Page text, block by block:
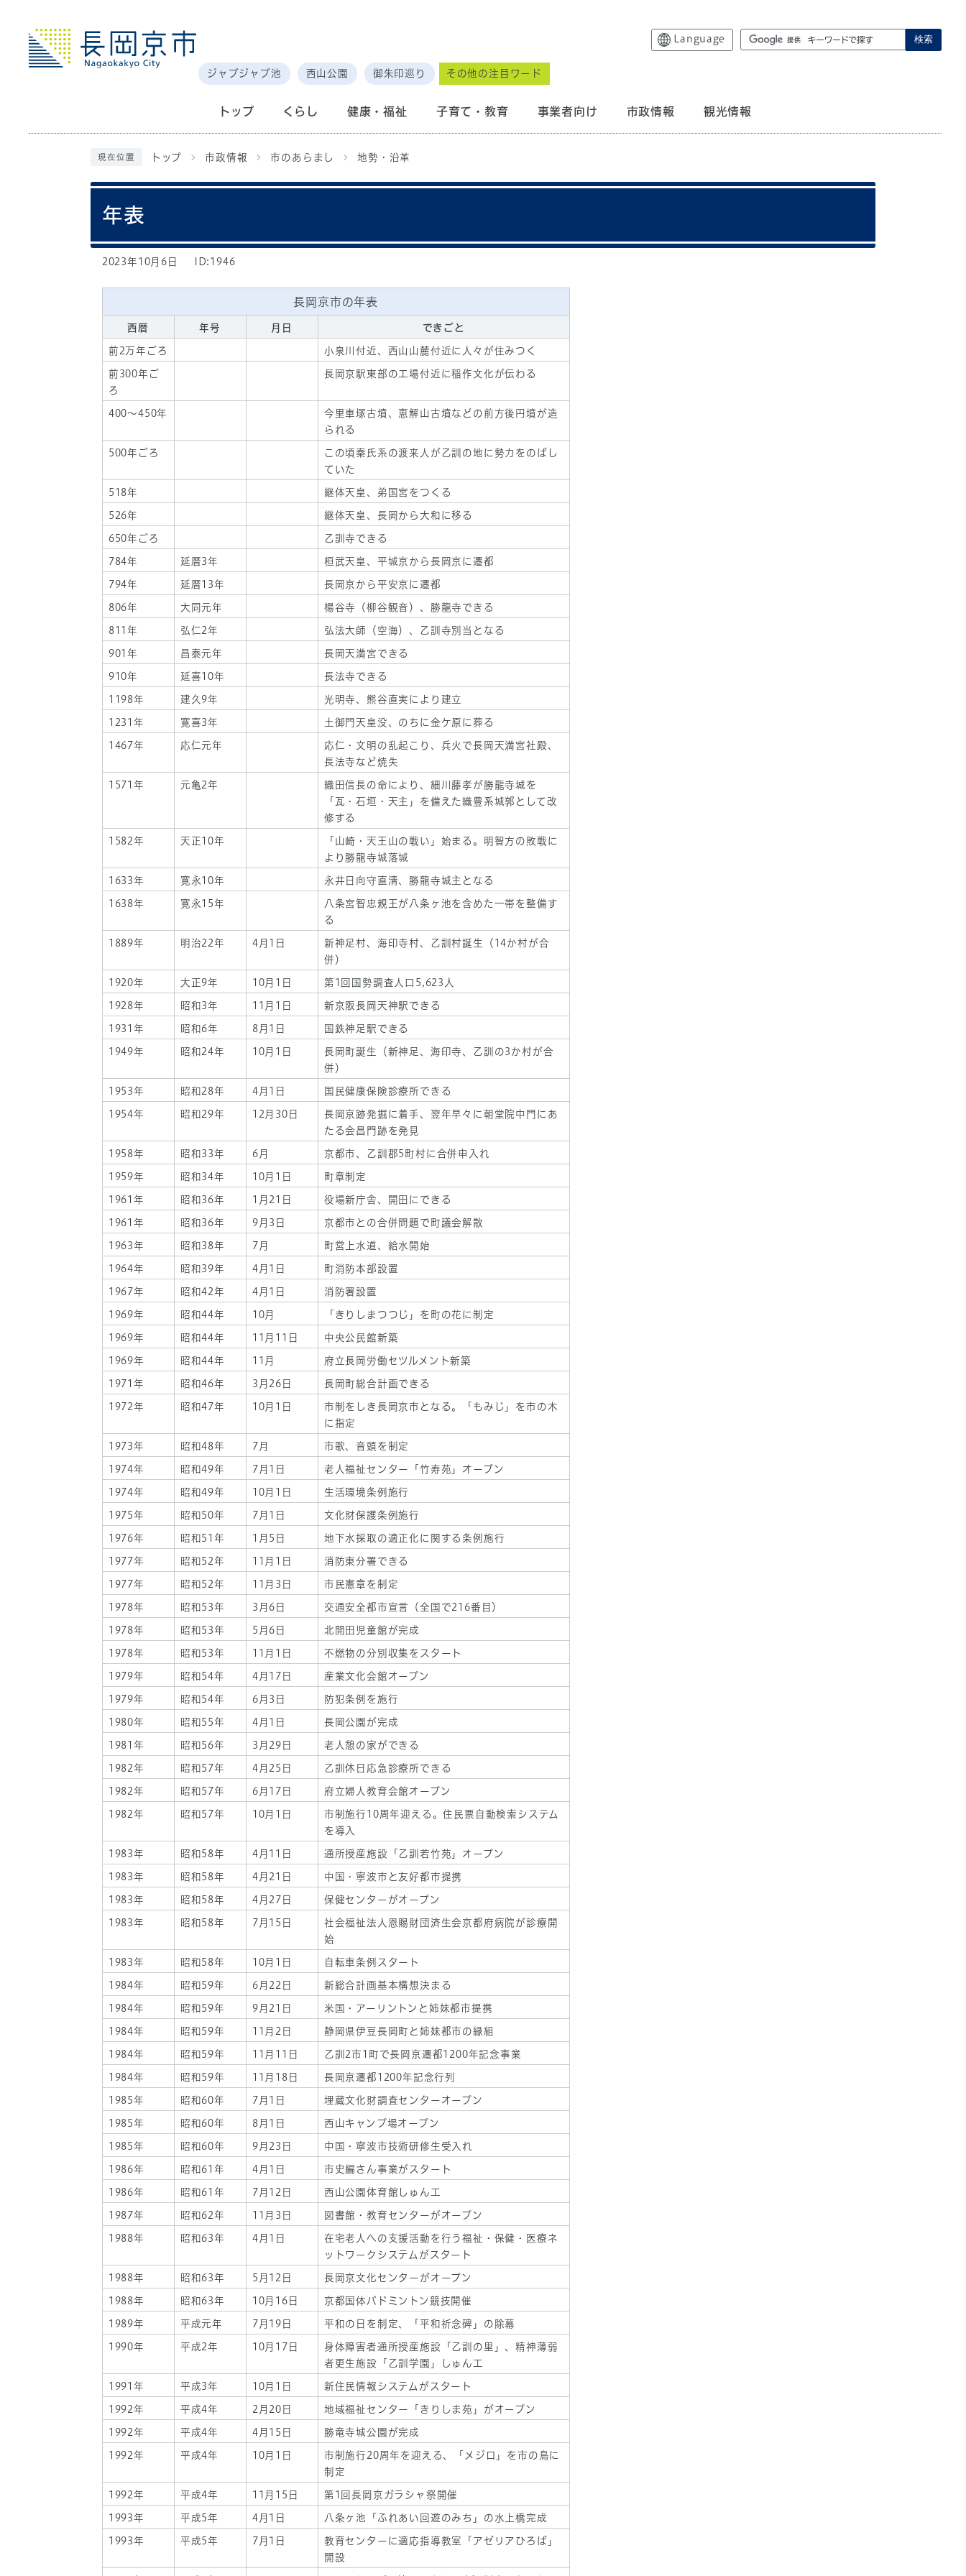
Language 検索
ジャブジャブ池 西山公園 御朱印巡り その他の注目ワード
トップ くらし 健康・福祉 子育て・教育 事業者向け 市政情報 観光情報
現在位置 トップ 市政情報 市のあらまし 地勢・沿革
年表
2023年10月6日 ID:1946
長岡京市の年表
西暦 年号 月日 できごと
前2万年ごろ 小泉川付近、西山山麓付近に人々が住みつく
前300年ご
ろ
長岡京駅東部の工場付近に稲作文化が伝わる
400～450年
今里車塚古墳、恵解山古墳などの前方後円墳が造
られる
500年ごろ
この頃秦氏系の渡来人が乙訓の地に勢力をのばし
ていた
518年 継体天皇、弟国宮をつくる
526年 継体天皇、長岡から大和に移る
650年ごろ 乙訓寺できる
784年 延暦3年 桓武天皇、平城京から長岡京に遷都
794年 延暦13年 長岡京から平安京に遷都
806年 大同元年 楊谷寺（柳谷観音）、勝龍寺できる
811年 弘仁2年 弘法大師（空海）、乙訓寺別当となる
901年 昌泰元年 長岡天満宮できる
910年 延喜10年 長法寺できる
1198年 建久9年 光明寺、熊谷直実により建立
1231年 寛喜3年 土御門天皇没、のちに金ケ原に葬る
1467年 応仁元年
応仁・文明の乱起こり、兵火で長岡天満宮社殿、
長法寺など焼失
1571年 元亀2年
織田信長の命により、細川藤孝が勝龍寺城を
「瓦・石垣・天主」を備えた織豊系城郭として改
修する
1582年 天正10年
「山崎・天王山の戦い」始まる。明智方の敗戦に
より勝龍寺城落城
1633年 寛永10年 永井日向守直清、勝龍寺城主となる
1638年 寛永15年
八条宮智忠親王が八条ヶ池を含めた一帯を整備す
る
1889年 明治22年 4月1日
新神足村、海印寺村、乙訓村誕生（14か村が合
併）
1920年 大正9年 10月1日 第1回国勢調査人口5,623人
1928年 昭和3年 11月1日 新京阪長岡天神駅できる
1931年 昭和6年 8月1日 国鉄神足駅できる
1949年 昭和24年 10月1日
長岡町誕生（新神足、海印寺、乙訓の3か村が合
併）
1953年 昭和28年 4月1日 国民健康保険診療所できる
1954年 昭和29年 12月30日
長岡京跡発掘に着手、翌年早々に朝堂院中門にあ
たる会昌門跡を発見
1958年 昭和33年 6月 京都市、乙訓郡5町村に合併申入れ
1959年 昭和34年 10月1日 町章制定
1961年 昭和36年 1月21日 役場新庁舎、開田にできる
1961年 昭和36年 9月3日 京都市との合併問題で町議会解散
1963年 昭和38年 7月 町営上水道、給水開始
1964年 昭和39年 4月1日 町消防本部設置
1967年 昭和42年 4月1日 消防署設置
1969年 昭和44年 10月 「きりしまつつじ」を町の花に制定
1969年 昭和44年 11月11日 中央公民館新築
1969年 昭和44年 11月 府立長岡労働セツルメント新築
1971年 昭和46年 3月26日 長岡町総合計画できる
1972年 昭和47年 10月1日
市制をしき長岡京市となる。「もみじ」を市の木
に指定
1973年 昭和48年 7月 市歌、音頭を制定
1974年 昭和49年 7月1日 老人福祉センター「竹寿苑」オープン
1974年 昭和49年 10月1日 生活環境条例施行
1975年 昭和50年 7月1日 文化財保護条例施行
1976年 昭和51年 1月5日 地下水採取の適正化に関する条例施行
1977年 昭和52年 11月1日 消防東分署できる
1977年 昭和52年 11月3日 市民憲章を制定
1978年 昭和53年 3月6日 交通安全都市宣言（全国で216番目）
1978年 昭和53年 5月6日 北開田児童館が完成
1978年 昭和53年 11月1日 不燃物の分別収集をスタート
1979年 昭和54年 4月17日 産業文化会館オープン
1979年 昭和54年 6月3日 防犯条例を施行
1980年 昭和55年 4月1日 長岡公園が完成
1981年 昭和56年 3月29日 老人憩の家ができる
1982年 昭和57年 4月25日 乙訓休日応急診療所できる
1982年 昭和57年 6月17日 府立婦人教育会館オープン
1982年 昭和57年 10月1日
市制施行10周年迎える。住民票自動検索システム
を導入
1983年 昭和58年 4月11日 通所授産施設「乙訓若竹苑」オープン
1983年 昭和58年 4月21日 中国・寧波市と友好都市提携
1983年 昭和58年 4月27日 保健センターがオープン
1983年 昭和58年 7月15日
社会福祉法人恩賜財団済生会京都府病院が診療開
始
1983年 昭和58年 10月1日 自転車条例スタート
1984年 昭和59年 6月22日 新総合計画基本構想決まる
1984年 昭和59年 9月21日 米国・アーリントンと姉妹都市提携
1984年 昭和59年 11月2日 静岡県伊豆長岡町と姉妹都市の縁組
1984年 昭和59年 11月11日 乙訓2市1町で長岡京遷都1200年記念事業
1984年 昭和59年 11月18日 長岡京遷都1200年記念行列
1985年 昭和60年 7月1日 埋蔵文化財調査センターオープン
1985年 昭和60年 8月1日 西山キャンプ場オープン
1985年 昭和60年 9月23日 中国・寧波市技術研修生受入れ
1986年 昭和61年 4月1日 市史編さん事業がスタート
1986年 昭和61年 7月12日 西山公園体育館しゅん工
1987年 昭和62年 11月3日 図書館・教育センターがオープン
1988年 昭和63年 4月1日
在宅老人への支援活動を行う福祉・保健・医療ネ
ットワークシステムがスタート
1988年 昭和63年 5月12日 長岡京文化センターがオープン
1988年 昭和63年 10月16日 京都国体バドミントン競技開催
1989年 平成元年 7月19日 平和の日を制定、「平和祈念碑」の除幕
1990年 平成2年 10月17日
身体障害者通所授産施設「乙訓の里」、精神薄弱
者更生施設「乙訓学園」しゅん工
1991年 平成3年 10月1日 新住民情報システムがスタート
1992年 平成4年 2月20日 地域福祉センター「きりしま苑」がオープン
1992年 平成4年 4月15日 勝竜寺城公園が完成
1992年 平成4年 10月1日
市制施行20周年を迎える、「メジロ」を市の鳥に
制定
1992年 平成4年 11月15日 第1回長岡京ガラシャ祭開催
1993年 平成5年 4月1日 八条ヶ池「ふれあい回遊のみち」の水上橋完成
1993年 平成5年 7月1日
教育センターに適応指導教室「アゼリアひろば」
開設